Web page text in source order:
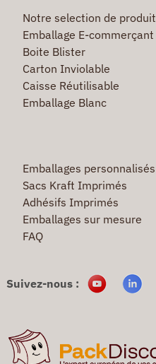
Notre selection de produit
Emballage E-commerçant
Boite Blister
Carton Inviolable
Caisse Réutilisable
Emballage Blanc
Emballages personnalisés
Sacs Kraft Imprimés
Adhésifs Imprimés
Emballages sur mesure
FAQ
Suivez-nous :